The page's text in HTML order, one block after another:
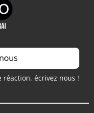
réaction, écrivez nous !